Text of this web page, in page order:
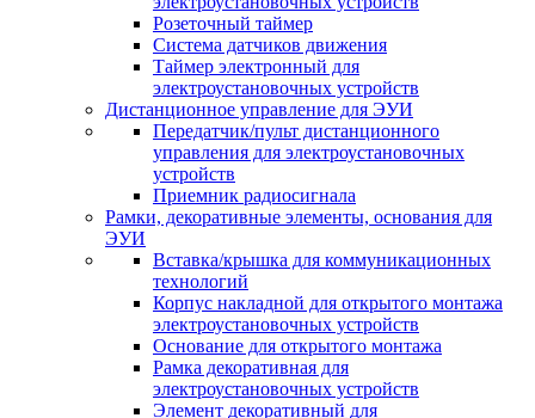
Розеточный таймер
Система датчиков движения
Таймер электронный для
электроустановочных устройств
Дистанционное управление для ЭУИ
Передатчик/пульт дистанционного
управления для электроустановочных
устройств
Приемник радиосигнала
Рамки, декоративные элементы, основания для
ЭУИ
Вставка/крышка для коммуникационных
технологий
Корпус накладной для открытого монтажа
электроустановочных устройств
Основание для открытого монтажа
Рамка декоративная для
электроустановочных устройств
Элемент декоративный для